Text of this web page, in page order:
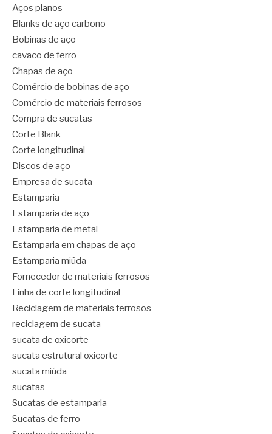
Aços planos
Blanks de aço carbono
Bobinas de aço
cavaco de ferro
Chapas de aço
Comércio de bobinas de aço
Comércio de materiais ferrosos
Compra de sucatas
Corte Blank
Corte longitudinal
Discos de aço
Empresa de sucata
Estamparia
Estamparia de aço
Estamparia de metal
Estamparia em chapas de aço
Estamparia miúda
Fornecedor de materiais ferrosos
Linha de corte longitudinal
Reciclagem de materiais ferrosos
reciclagem de sucata
sucata de oxicorte
sucata estrutural oxicorte
sucata miúda
sucatas
Sucatas de estamparia
Sucatas de ferro